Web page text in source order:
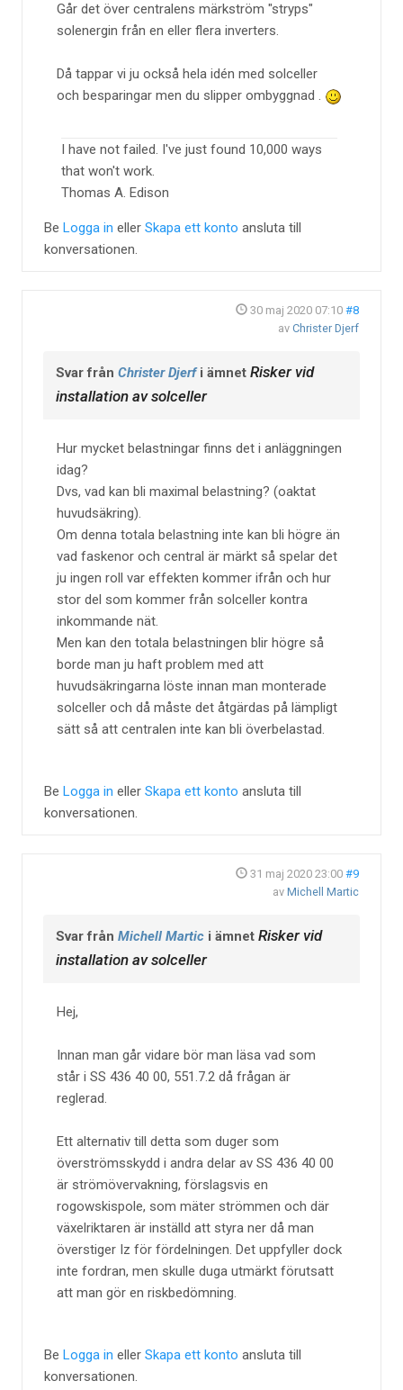
Går det över centralens märkström "stryps"
solenergin från en eller flera inverters.
Då tappar vi ju också hela idén med solceller
och besparingar men du slipper ombyggnad .
I have not failed. I've just found 10,000 ways
that won't work.
Thomas A. Edison
Be Logga in eller Skapa ett konto ansluta till
konversationen.
30 maj 2020 07:10 #8
av Christer Djerf
Svar från Christer Djerfi ämnet Risker vid
installation av solceller
Hur mycket belastningar finns det i anläggningen
idag?
Dvs, vad kan bli maximal belastning? (oaktat
huvudsäkring).
Om denna totala belastning inte kan bli högre än
vad faskenor och central är märkt så spelar det
ju ingen roll var effekten kommer ifrån och hur
stor del som kommer från solceller kontra
inkommande nät.
Men kan den totala belastningen blir högre så
borde man ju haft problem med att
huvudsäkringarna löste innan man monterade
solceller och då måste det åtgärdas på lämpligt
sätt så att centralen inte kan bli överbelastad.
Be Logga in eller Skapa ett konto ansluta till
konversationen.
31 maj 2020 23:00 #9
av Michell Martic
Svar från Michell Martic i ämnet Risker vid
installation av solceller
Hej,
Innan man går vidare bör man läsa vad som
står i SS 436 40 00, 551.7.2 då frågan är
reglerad.
Ett alternativ till detta som duger som
överströmsskydd i andra delar av SS 436 40 00
är strömövervakning, förslagsvis en
rogowskispole, som mäter strömmen och där
växelriktaren är inställd att styra ner då man
överstiger Iz för fördelningen. Det uppfyller dock
inte fordran, men skulle duga utmärkt förutsatt
att man gör en riskbedömning.
Be Logga in eller Skapa ett konto ansluta till
konversationen.